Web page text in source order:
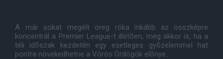
A már sokat megélt öreg róka inkább az összképre
koncentrál a Premier League-t illetõen, még akkor is, ha a
téli idõszak kezdetén egy esetleges gyõzelemmel hat
pontra növekedhetne a Vörös Ördögök elõnye.